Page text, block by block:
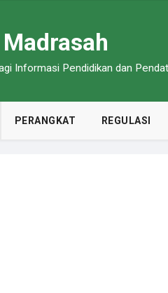
Informasi Pendidikan dan
PERANGKAT REGULASI